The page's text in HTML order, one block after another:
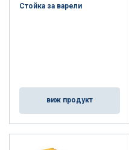
Стойка за варели
виж продукт